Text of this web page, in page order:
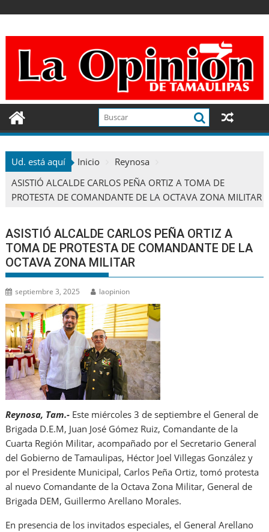
contenido
Ud. está aquí Inicio
Reynosa
ASISTIÓ ALCALDE CARLOS PEÑA ORTIZ A TOMA DE
PROTESTA DE COMANDANTE DE LA OCTAVA ZONA MILITAR
ASISTIÓ ALCALDE CARLOS PEÑA ORTIZ A
TOMA DE PROTESTA DE COMANDANTE DE LA
OCTAVA ZONA MILITAR
septiembre 3, 2025 laopinion
Reynosa, Tam.- Este miércoles 3 de septiembre el General de
Brigada D.E.M, Juan José Gómez Ruiz, Comandante de la
Cuarta Región Militar, acompañado por el Secretario General
del Gobierno de Tamaulipas, Héctor Joel Villegas González y
por el Presidente Municipal, Carlos Peña Ortiz, tomó protesta
al nuevo Comandante de la Octava Zona Militar, General de
Brigada DEM, Guillermo Arellano Morales.
En presencia de los invitados especiales, el General Arellano